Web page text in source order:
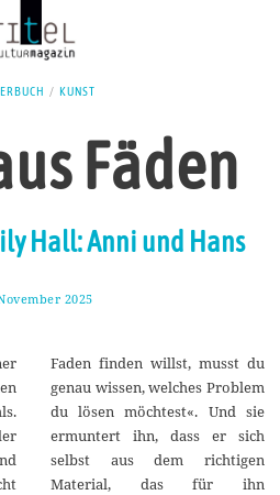
/ KUNST
Fäden
Hall: Anni und Hans
2025
o
e
m
b
e
2
Faden finden willst, musst du
genau wissen, welches Problem
du lösen möchtest«. Und sie
ermuntert ihn, dass er sich
selbst aus dem richtigen
Material, das für ihn